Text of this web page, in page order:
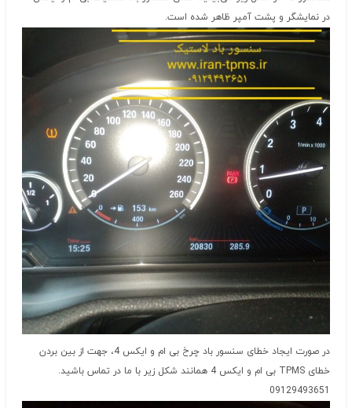
در نمایشگر و پشت آمپر ظاهر شده است.
در صورت ایجاد خطای سنسور باد چرخ بی ام و ایکس 4، جهت از بین بردن
خطای TPMS بی ام و ایکس 4 همانند شکل زیر با ما در تماس باشید.
09129493651